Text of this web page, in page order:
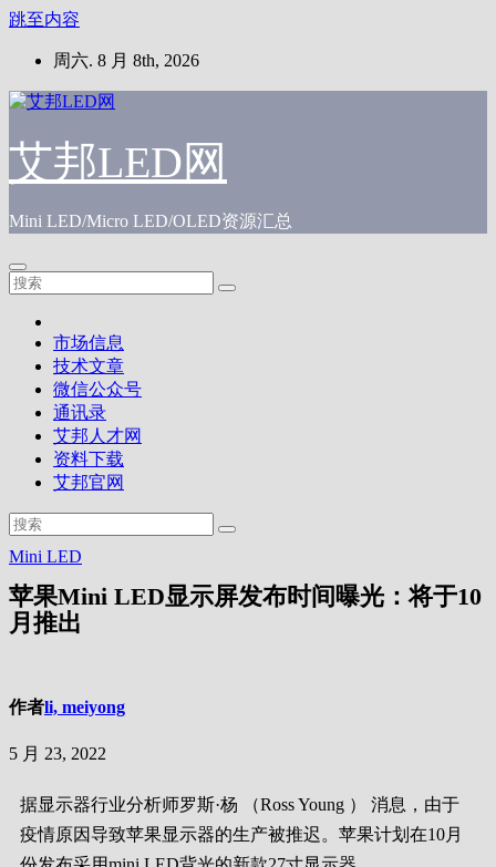
跳至内容
周六. 8 月 8th, 2026
艾邦LED网
Mini LED/Micro LED/OLED资源汇总
市场信息
技术文章
微信公众号
通讯录
艾邦人才网
资料下载
艾邦官网
Mini LED
苹果Mini LED显示屏发布时间曝光：将于10
月推出
作者li, meiyong
5 月 23, 2022
据显示器行业分析师罗斯·杨 （Ross Young ） 消息，由于
疫情原因导致苹果显示器的生产被推迟。 苹果计划在10月